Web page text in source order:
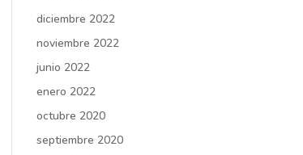
diciembre 2022
noviembre 2022
junio 2022
enero 2022
octubre 2020
septiembre 2020